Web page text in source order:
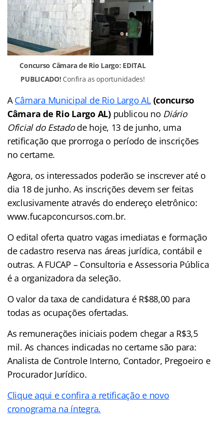
Concurso Câmara de Rio Largo: EDITAL
PUBLICADO!Confira as oportunidades!
ACâmara Municipal de Rio Largo AL(concurso
Câmara de Rio Largo AL)publicou no Diário
Oficial do Estadode hoje, 13 de junho, uma
retificação que prorroga o período de inscrições
no certame.
Agora, os interessados poderão se inscrever até o
dia 18 de junho. As inscrições devem ser feitas
exclusivamente através do endereço eletrônico:
www.fucapconcursos.com.br.
O edital oferta quatro vagas imediatas e formação
de cadastro reserva nas áreas jurídica, contábil e
outras. A FUCAP – Consultoria e Assessoria Pública
é a organizadora da seleção.
O valor da taxa de candidatura é R$88,00 para
todas as ocupações ofertadas.
As remunerações iniciais podem chegar a R$3,5
mil. As chances indicadas no certame são para:
Analista de Controle Interno, Contador, Pregoeiro e
Procurador Jurídico.
Clique aqui e confira a retificação e novo
cronograma na íntegra.